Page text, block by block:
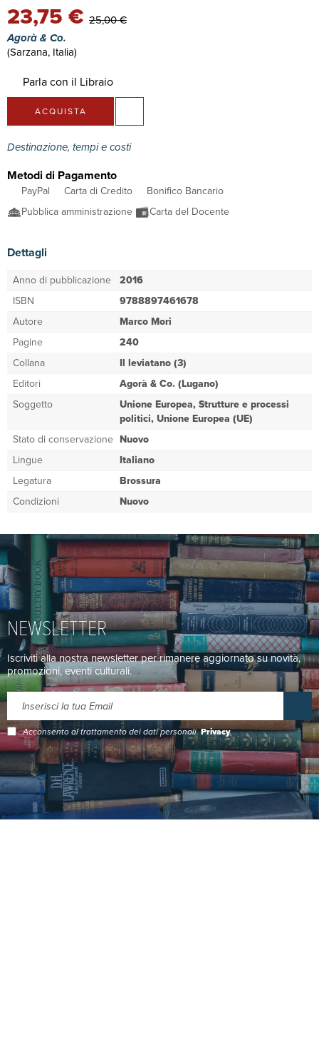
23,75 € 25,00 €
Agorà & Co.
(Sarzana, Italia)
Parla con il Libraio
ACQUISTA
Destinazione, tempi e costi
Metodi di Pagamento
PayPal Carta di Credito
Bonifico Bancario
Pubblica amministrazione
Carta del Docente
Dettagli
Anno di pubblicazione 2016
ISBN
9788897461678
Autore
Marco Mori
Pagine
240
Collana
Il leviatano (3)
Editori
Agorà & Co. (Lugano)
Soggetto
Unione Europea, Strutture e processi
politici, Unione Europea (UE)
Stato di conservazione Nuovo
Lingue
Italiano
Legatura
Brossura
Condizioni
Nuovo
NEWSLETTER
Iscriviti alla nostra newsletter per rimanere aggiornato su novità,
promozioni, eventi culturali.
Acconsento al trattamento dei dati personali.Privacy